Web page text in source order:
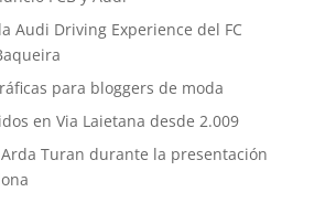
Audi Driving Experience del FC
para bloggers de moda
en Via Laietana desde 2.009
Turan durante la presentación